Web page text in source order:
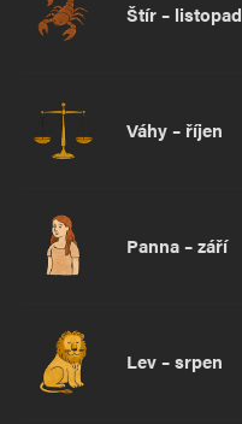
Štír – listopad
Váhy – říjen
Panna – září
Lev – srpen